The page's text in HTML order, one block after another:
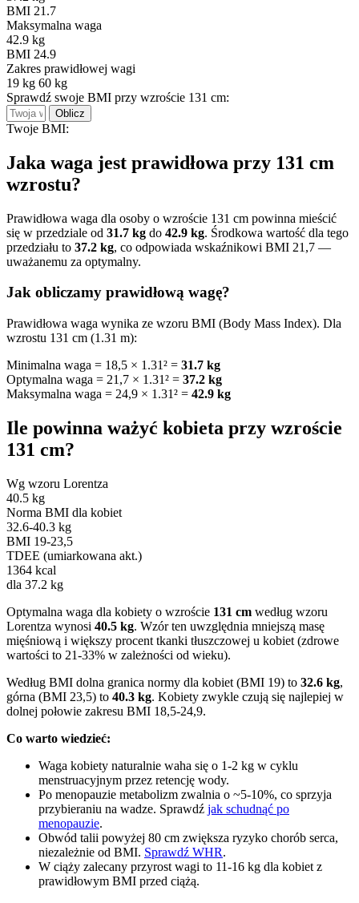
BMI 21.7
Maksymalna waga
42.9 kg
BMI 24.9
Zakres prawidłowej wagi
19 kg 60 kg
Sprawdź swoje BMI przy wzroście 131 cm:
Oblicz
Twoje BMI:
Jaka waga jest prawidłowa przy 131 cm
wzrostu?
Prawidłowa waga dla osoby o wzroście 131 cm powinna mieścić
się w przedziale od 31.7 kg do 42.9 kg. Środkowa wartość dla tego
przedziału to 37.2 kg, co odpowiada wskaźnikowi BMI 21,7 —
uważanemu za optymalny.
Jak obliczamy prawidłową wagę?
Prawidłowa waga wynika ze wzoru BMI (Body Mass Index). Dla
wzrostu 131 cm (1.31 m):
Minimalna waga = 18,5 × 1.31² = 31.7 kg
Optymalna waga = 21,7 × 1.31² = 37.2 kg
Maksymalna waga = 24,9 × 1.31² = 42.9 kg
Ile powinna ważyć kobieta przy wzroście
131 cm?
Wg wzoru Lorentza
40.5 kg
Norma BMI dla kobiet
32.6-40.3 kg
BMI 19-23,5
TDEE (umiarkowana akt.)
1364 kcal
dla 37.2 kg
Optymalna waga dla kobiety o wzroście 131 cm według wzoru
Lorentza wynosi 40.5 kg. Wzór ten uwzględnia mniejszą masę
mięśniową i większy procent tkanki tłuszczowej u kobiet (zdrowe
wartości to 21-33% w zależności od wieku).
Według BMI dolna granica normy dla kobiet (BMI 19) to 32.6 kg,
górna (BMI 23,5) to 40.3 kg. Kobiety zwykle czują się najlepiej w
dolnej połowie zakresu BMI 18,5-24,9.
Co warto wiedzieć:
Waga kobiety naturalnie waha się o 1-2 kg w cyklu
menstruacyjnym przez retencję wody.
Po menopauzie metabolizm zwalnia o ~5-10%, co sprzyja
przybieraniu na wadze. Sprawdź jak schudnąć po
menopauzie.
Obwód talii powyżej 80 cm zwiększa ryzyko chorób serca,
niezależnie od BMI. Sprawdź WHR.
W ciąży zalecany przyrost wagi to 11-16 kg dla kobiet z
prawidłowym BMI przed ciążą.